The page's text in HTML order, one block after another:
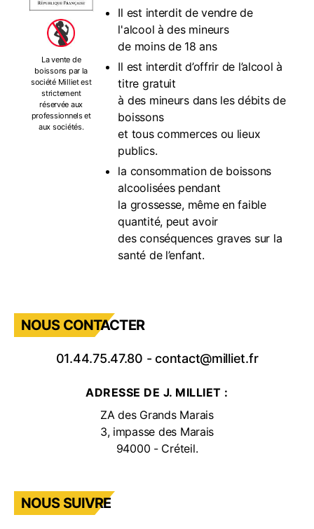
La vente de
boissons par la
société Milliet est
strictement
réservée aux
professionnels et
aux sociétés.
Il est interdit de vendre de
l'alcool à des mineurs
de moins de 18 ans
Il est interdit d’offrir de l’alcool à
titre gratuit
à des mineurs dans les débits de
boissons
et tous commerces ou lieux
publics.
la consommation de boissons
alcoolisées pendant
la grossesse, même en faible
quantité, peut avoir
des conséquences graves sur la
santé de l’enfant.
NOUS CONTACTER
01.44.75.47.80 -contact@milliet.fr
ADRESSE DE J. MILLIET :
ZA des Grands Marais
3, impasse des Marais
94000 - Créteil.
NOUS SUIVRE